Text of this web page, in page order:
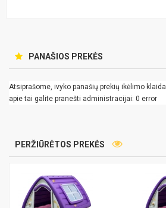
PANAŠIOS PREKĖS
Atsiprašome, ivyko panašių prekių ikėlimo
apie tai galite pranešti administracijai: 0 error
PERŽIŪRĖTOS PREKĖS